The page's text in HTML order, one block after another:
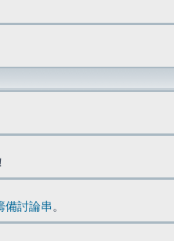
備討論串 。